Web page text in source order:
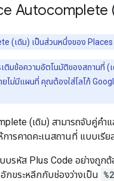
Autocomplete
(เดิม) เป็นส่วนหนึ่งของ Places
เติมข้อความอัตโนมัติของสถานที่
ยไม่มีแผนที่ คุณต้องใส่โลโก้
(เดิม) สามารถจับคู่ค
การคาดคะเนสถานที่ แบบเรีย
บรหัส Plus Code อย่างถูก
กขระหลีกกับช่องว่างเป็น